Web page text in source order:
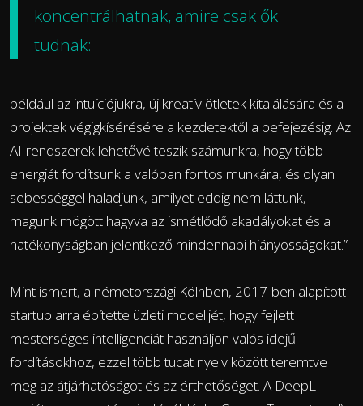
koncentrálhatnak, amire csak ők
tudnak:
például az intuíciójukra, új kreatív ötletek kitalálására és a
projektek végigkísérésére a kezdetektől a befejezésig. Az
AI-rendszerek lehetővé teszik számunkra, hogy több
energiát fordítsunk a valóban fontos munkára, és olyan
sebességgel haladjunk, amilyet eddig nem láttunk,
magunk mögött hagyva az ismétlődő akadályokat és a
hatékonyságban jelentkező mindennapi hiányosságokat.”
Mint ismert, a németországi Kölnben, 2017-ben alapított
startup arra építette üzleti modelljét, hogy fejlett
mesterséges intelligenciát használjon valós idejű
fordításokhoz, ezzel több tucat nyelv között teremtve
meg az átjárhatóságot és az érthetőséget. A DeepL